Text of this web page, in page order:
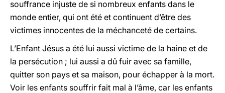
souffrance injuste de si nombreux enfants dans le
monde entier, qui ont été et continuent d’être des
victimes innocentes de la méchanceté de certains.
L’Enfant Jésus a été lui aussi victime de la haine et de
la persécution ; lui aussi a dû fuir avec sa famille,
quitter son pays et sa maison, pour échapper à la mort.
Voir les enfants souffrir fait mal à l’âme, car les enfants